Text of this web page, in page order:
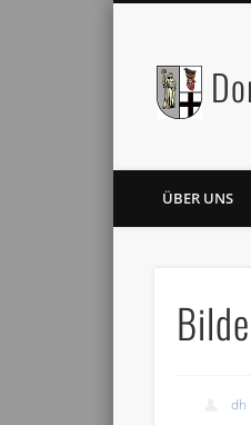
FacebookTwitter
ÜBER UNS
dh